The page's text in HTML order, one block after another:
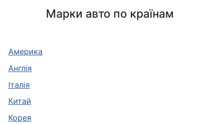
Марки авто по країнам
Америка
Англія
Італія
Китай
Корея